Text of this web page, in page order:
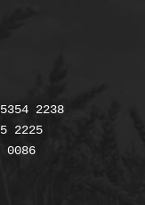
2238
2225